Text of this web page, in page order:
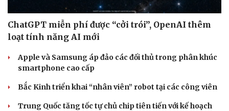
Chuyển đổi số
ChatGPT miễn phí được “cởi trói”, OpenAI thêm
loạt tính năng AI mới
Apple và Samsung áp đảo các đối thủ trong phân khúc
smartphone cao cấp
Bắc Kinh triển khai “nhân viên” robot tại các công viên
Trung Quốc tăng tốc tự chủ chip tiên tiến với kế hoạch